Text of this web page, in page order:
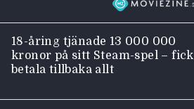
18-åring tjänade 13 000 000
kronor på sitt Steam-spel – fick
betala tillbaka allt